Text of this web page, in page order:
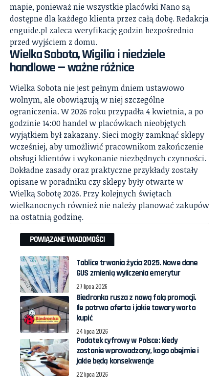
mapie, ponieważ nie wszystkie placówki Nano są
dostępne dla każdego klienta przez całą dobę. Redakcja
enguide.pl zaleca weryfikację godzin bezpośrednio
przed wyjściem z domu.
Wielka Sobota, Wigilia i niedziele
handlowe — ważne różnice
Wielka Sobota nie jest pełnym dniem ustawowo
wolnym, ale obowiązują w niej szczególne
ograniczenia. W 2026 roku przypadła 4 kwietnia, a po
godzinie 14:00 handel w placówkach nieobjętych
wyjątkiem był zakazany. Sieci mogły zamknąć sklepy
wcześniej, aby umożliwić pracownikom zakończenie
obsługi klientów i wykonanie niezbędnych czynności.
Dokładne zasady oraz praktyczne przykłady zostały
opisane w poradnikuczy sklepy były otwarte w
Wielką Sobotę 2026. Przy kolejnych świętach
wielkanocnych również nie należy planować zakupów
na ostatnią godzinę.
POWIĄZANE WIADOMOŚCI
Tablice trwania życia 2025. Nowe dane
GUS zmienią wyliczenia emerytur
27 lipca 2026
Biedronka rusza z nową falą promocji.
Ile potrwa oferta i jakie towary warto
kupić
24 lipca 2026
Podatek cyfrowy w Polsce: kiedy
zostanie wprowadzony, kogo obejmie i
jakie będą konsekwencje
22 lipca 2026